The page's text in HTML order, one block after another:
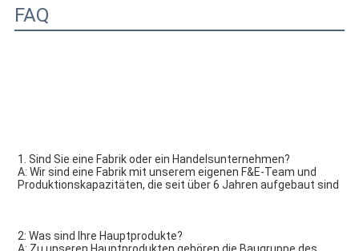
FAQ
1. Sind Sie eine Fabrik oder ein Handelsunternehmen?
A: Wir sind eine Fabrik mit unserem eigenen F&E-Team und
Produktionskapazitäten, die seit über 6 Jahren aufgebaut sind
2: Was sind Ihre Hauptprodukte?
A: Zu unseren Hauptprodukten gehören die Baugruppe des